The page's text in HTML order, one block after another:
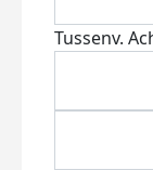
Tussenv.